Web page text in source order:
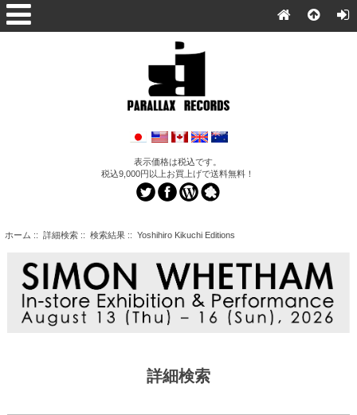
表示価格は税込です。
税込9,000円以上お買上げで送料無料！
ホーム :: 詳細検索:: 検索結果 :: Yoshihiro Kikuchi Editions
詳細検索